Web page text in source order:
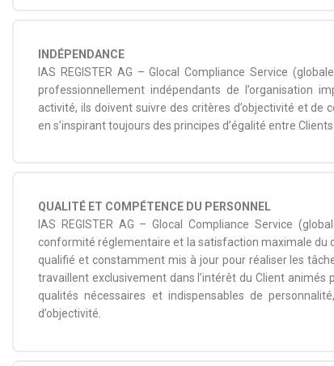
INDÉPENDANCE
IAS REGISTER AG – Glocal Compliance Service
professionnellement indépendants de l’organisation
activité, ils doivent suivre des critères d’objectivité et
en s’inspirant toujours des principes d’égalité entre
QUALITÉ ET COMPÉTENCE DU PERSONNEL
IAS REGISTER AG – Glocal Compliance Service
conformité réglementaire et la satisfaction maximale du
qualifié et constamment mis à jour pour réaliser les
travaillent exclusivement dans l’intérêt du Client
qualités nécessaires et indispensables de
d’objectivité.